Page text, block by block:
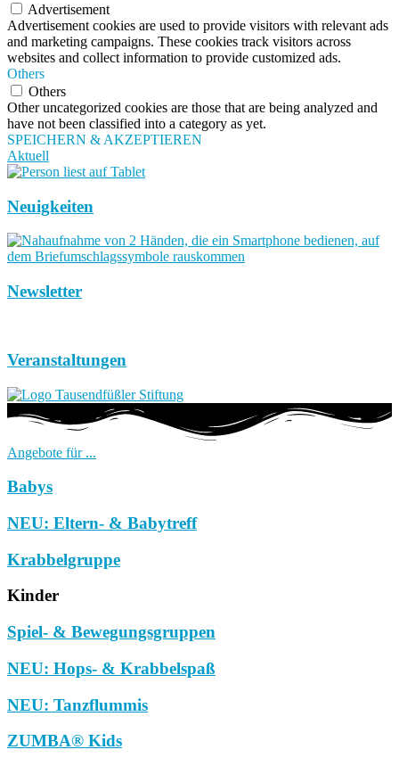
Advertisement
Advertisement cookies are used to provide visitors with relevant ads
and marketing campaigns. These cookies track visitors across
websites and collect information to provide customized ads.
Others
Others
Other uncategorized cookies are those that are being analyzed and
have not been classified into a category as yet.
SPEICHERN & AKZEPTIEREN
Aktuell
Neuigkeiten
Newsletter
Veranstaltungen
Angebote für ...
Babys
NEU: Eltern- & Babytreff
Krabbelgruppe
Kinder
Spiel- & Bewegungsgruppen
NEU: Hops- & Krabbelspaß
NEU: Tanzflummis
ZUMBA® Kids